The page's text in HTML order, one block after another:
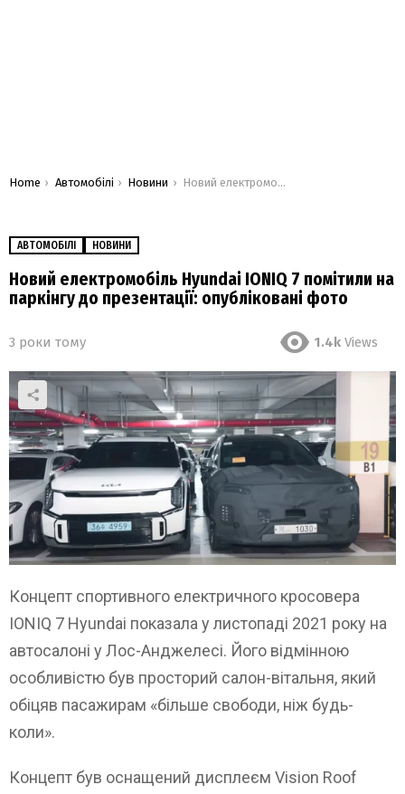
You are here:
Home Автомобілі Новини Новий електромобіль Hyundai IONIQ 7 помітили на паркінгу до презентації: опубліковані фото
АВТОМОБІЛІ НОВИНИ
Новий електромобіль Hyundai IONIQ 7 помітили на
паркінгу до презентації: опубліковані фото
3 роки тому 1.4k Views
Концепт спортивного електричного кросовера
IONIQ 7 Hyundai показала у листопаді 2021 року на
автосалоні у Лос-Анджелесі. Його відмінною
особливістю був просторий салон-вітальня, який
обіцяв пасажирам «більше свободи, ніж будь-
коли».
Концепт був оснащений дисплеєм Vision Roof